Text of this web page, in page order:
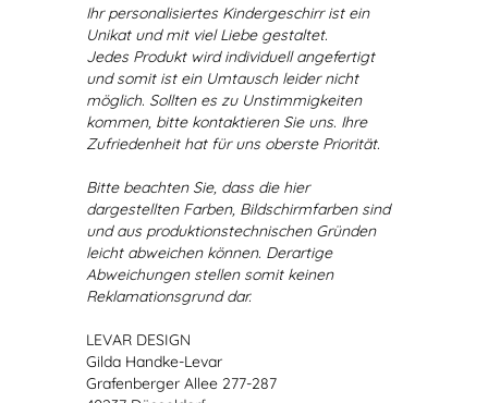
Ihr personalisiertes Kindergeschirr ist ein
Unikat und mit viel Liebe gestaltet.
Jedes Produkt wird individuell angefertigt
und somit ist ein Umtausch leider nicht
möglich. Sollten es zu Unstimmigkeiten
kommen, bitte kontaktieren Sie uns. Ihre
Zufriedenheit hat für uns oberste Priorität.
Bitte beachten Sie, dass die hier
dargestellten Farben, Bildschirmfarben sind
und aus produktionstechnischen Gründen
leicht abweichen können. Derartige
Abweichungen stellen somit keinen
Reklamationsgrund dar.
LEVAR DESIGN
Gilda Handke-Levar
Grafenberger Allee 277-287